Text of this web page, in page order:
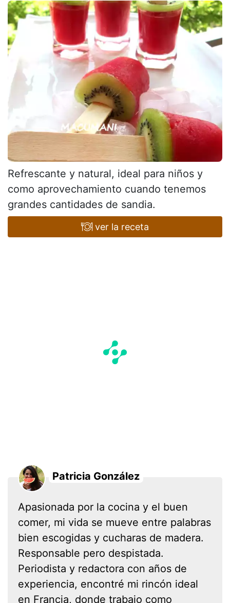
Refrescante y natural, ideal para niños y
como aprovechamiento cuando tenemos
grandes cantidades de sandia.
ver la receta
Patricia González
Apasionada por la cocina y el buen
comer, mi vida se mueve entre palabras
bien escogidas y cucharas de madera.
Responsable pero despistada.
Periodista y redactora con años de
experiencia, encontré mi rincón ideal
en Francia, donde trabajo como